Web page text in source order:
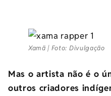
Xamã | Foto: Divulgação
Mas o artista não é o
outros criadores